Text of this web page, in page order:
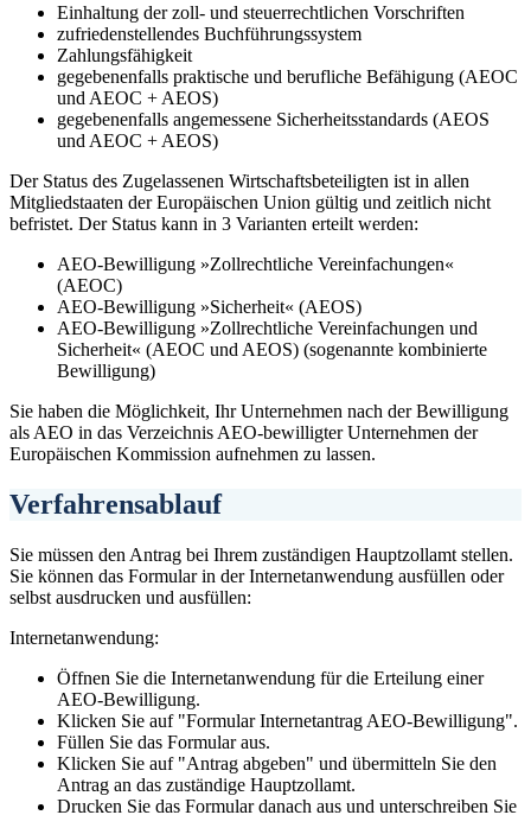
Einhaltung der zoll- und steuerrechtlichen Vorschriften
zufriedenstellendes Buchführungssystem
Zahlungsfähigkeit
gegebenenfalls praktische und berufliche Befähigung (AEOC
und AEOC + AEOS)
gegebenenfalls angemessene Sicherheitsstandards (AEOS
und AEOC + AEOS)
Der Status des Zugelassenen Wirtschaftsbeteiligten ist in allen
Mitgliedstaaten der Europäischen Union gültig und zeitlich nicht
befristet. Der Status kann in 3 Varianten erteilt werden:
AEO-Bewilligung »Zollrechtliche Vereinfachungen«
(AEOC)
AEO-Bewilligung »Sicherheit« (AEOS)
AEO-Bewilligung »Zollrechtliche Vereinfachungen und
Sicherheit« (AEOC und AEOS) (sogenannte kombinierte
Bewilligung)
Sie haben die Möglichkeit, Ihr Unternehmen nach der Bewilligung
als AEO in das Verzeichnis AEO-bewilligter Unternehmen der
Europäischen Kommission aufnehmen zu lassen.
Verfahrensablauf
Sie müssen den Antrag bei Ihrem zuständigen Hauptzollamt stellen.
Sie können das Formular in der Internetanwendung ausfüllen oder
selbst ausdrucken und ausfüllen:
Internetanwendung:
Öffnen Sie die Internetanwendung für die Erteilung einer
AEO-Bewilligung.
Klicken Sie auf "Formular Internetantrag AEO-Bewilligung".
Füllen Sie das Formular aus.
Klicken Sie auf "Antrag abgeben" und übermitteln Sie den
Antrag an das zuständige Hauptzollamt.
Drucken Sie das Formular danach aus und unterschreiben Sie